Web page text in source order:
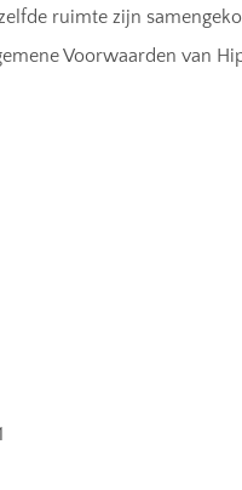
ruimte zijn
Voorwaarden van